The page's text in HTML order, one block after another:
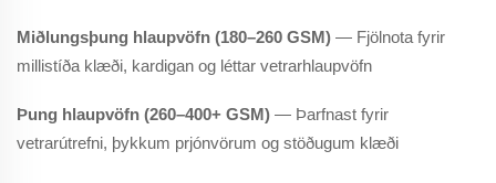
Miðlungsþung hlaupvöfn (180–260 GSM) — Fjölnota fyrir
millistíða klæði, kardigan og léttar vetrarhlaupvöfn
Þung hlaupvöfn (260–400+ GSM) — Þarfnast fyrir
vetrarútrefni, þykkum prjónvörum og stöðugum klæði